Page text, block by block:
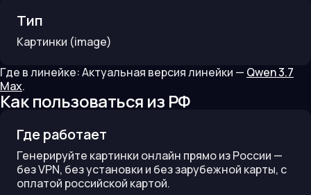
Тип
Картинки (image)
Где в линейке:Актуальная версия линейки — Qwen 3.7
Max.
Как пользоваться из РФ
Где работает
Генерируйте картинки онлайн прямо из России —
без VPN, без установки и без зарубежной карты, с
оплатой российской картой.